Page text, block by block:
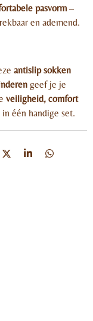
pasvorm –
en ademend.
antislip sokken
geef je je
veiligheid, comfort
in één handige set.
D
S
D